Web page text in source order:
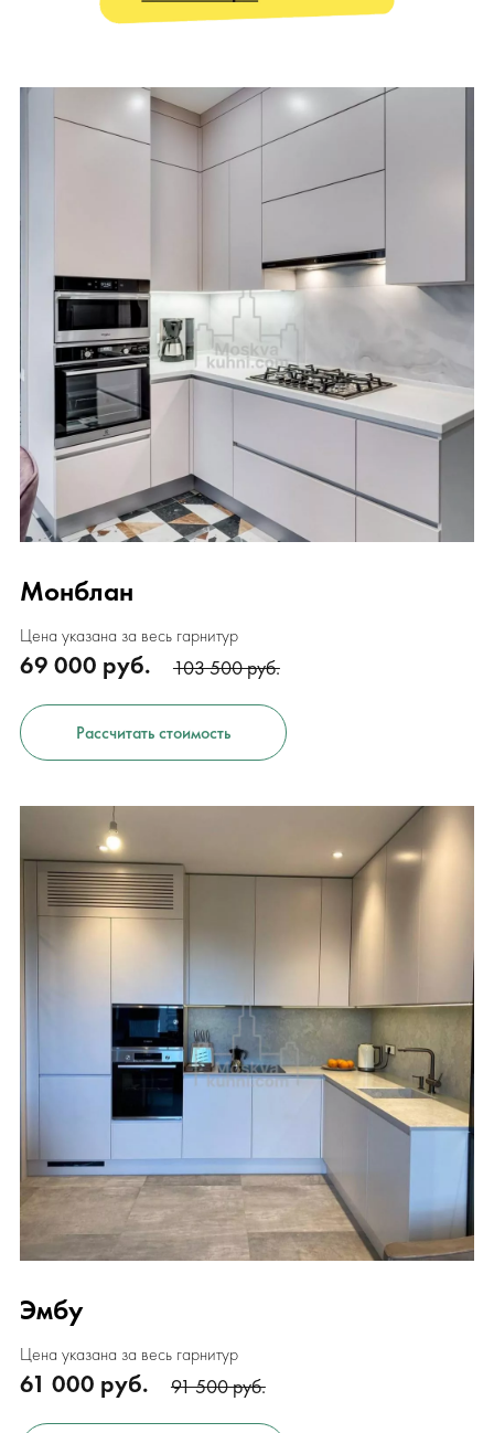
Монблан
Цена указана за весь гарнитур
69 000 руб. 103 500 руб.
Рассчитать стоимость
Эмбу
Цена указана за весь гарнитур
61 000 руб. 91 500 руб.